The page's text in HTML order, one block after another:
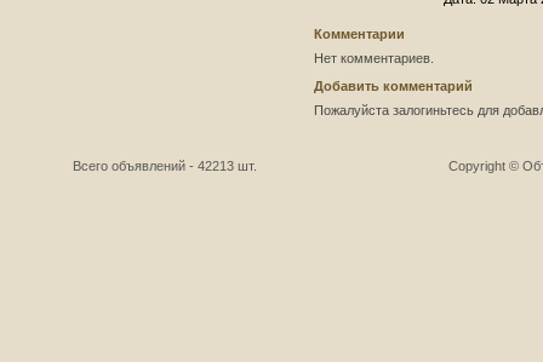
Комментарии
Нет комментариев.
Добавить комментарий
Пожалуйста залогиньтесь для
Всего объявлений - 42213 шт. Copyright ©